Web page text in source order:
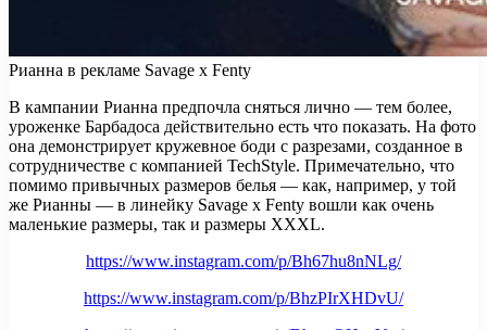
Рианна в рекламе Savage x Fenty
В кампании Рианна предпочла сняться лично — тем более,
уроженке Барбадоса действительно есть что показать. На фото
она демонстрирует кружевное боди с разрезами, созданное в
сотрудничестве с компанией TechStyle. Примечательно, что
помимо привычных размеров белья — как, например, у той
же Рианны — в линейку Savage x Fenty вошли как очень
маленькие размеры, так и размеры XXXL.
https://www.instagram.com/p/Bh67hu8nNLg/
https://www.instagram.com/p/BhzPIrXHDvU/